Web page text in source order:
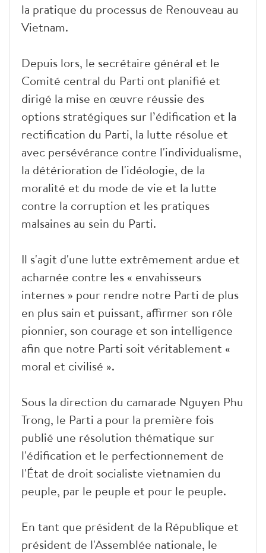
la pratique du processus de Renouveau au
Vietnam.
Depuis lors, le secrétaire général et le
Comité central du Parti ont planifié et
dirigé la mise en œuvre réussie des
options stratégiques sur l’édification et la
rectification du Parti, la lutte résolue et
avec persévérance contre l'individualisme,
la détérioration de l'idéologie, de la
moralité et du mode de vie et la lutte
contre la corruption et les pratiques
malsaines au sein du Parti.
Il s'agit d'une lutte extrêmement ardue et
acharnée contre les « envahisseurs
internes » pour rendre notre Parti de plus
en plus sain et puissant, affirmer son rôle
pionnier, son courage et son intelligence
afin que notre Parti soit véritablement «
moral et civilisé ».
Sous la direction du camarade Nguyen Phu
Trong, le Parti a pour la première fois
publié une résolution thématique sur
l'édification et le perfectionnement de
l'État de droit socialiste vietnamien du
peuple, par le peuple et pour le peuple.
En tant que président de la République et
président de l'Assemblée nationale, le